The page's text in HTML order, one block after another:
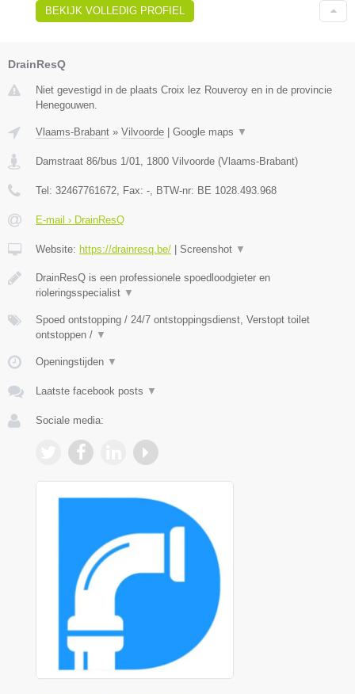
BEKIJK VOLLEDIG PROFIEL
DrainResQ
Niet gevestigd in de plaats Croix lez Rouveroy en in de provincie
Henegouwen.
Vlaams-Brabant » Vilvoorde | Google maps ▼
Damstraat 86/bus 1/01 1800 Vilvoorde (Vlaams-Brabant)
Tel: 32467761672 , Fax: - , BTW-nr: BE 1028.493.968
E-mail › DrainResQ
Website: https://drainresq.be/ | Screenshot ▼
DrainResQ is een professionele spoedloodgieter en
rioleringsspecialist ▼
Spoed ontstopping / 24/7 ontstoppingsdienst, Verstopt toilet
ontstoppen / ▼
Openingstijden ▼
Laatste facebook posts ▼
Sociale media: